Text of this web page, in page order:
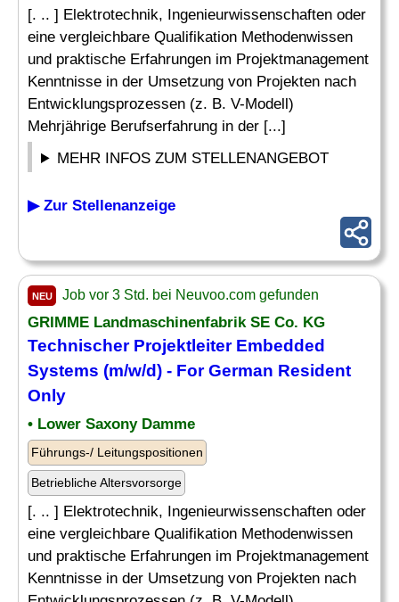
[. .. ] Elektrotechnik, Ingenieurwissenschaften oder
eine vergleichbare Qualifikation Methodenwissen
und praktische Erfahrungen im Projektmanagement
Kenntnisse in der Umsetzung von Projekten nach
Entwicklungsprozessen (z. B. V-Modell)
Mehrjährige Berufserfahrung in der [...]
MEHR INFOS ZUM STELLENANGEBOT
▶ Zur Stellenanzeige
NEU Job vor 3 Std. bei Neuvoo.com gefunden
GRIMME Landmaschinenfabrik SE Co. KG
Technischer Projektleiter Embedded
Systems (m/w/d) - For German Resident
Only
• Lower Saxony Damme
Führungs-/ Leitungspositionen
Betriebliche Altersvorsorge
[. .. ] Elektrotechnik, Ingenieurwissenschaften oder
eine vergleichbare Qualifikation Methodenwissen
und praktische Erfahrungen im Projektmanagement
Kenntnisse in der Umsetzung von Projekten nach